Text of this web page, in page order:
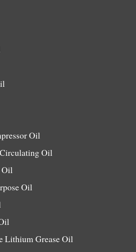
Oil
Oil
Oil
Oil
Lithium Grease Oil